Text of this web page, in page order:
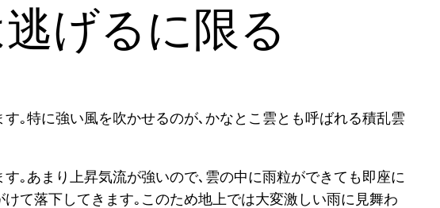
げるに限る
｡特に強い風を吹かせるのが､かなとこ雲とも呼ばれる積乱雲
｡あまり上昇気流が強いので､雲の中に雨粒ができても即座に
て落下してきます｡このため地上では大変激しい雨に見舞わ